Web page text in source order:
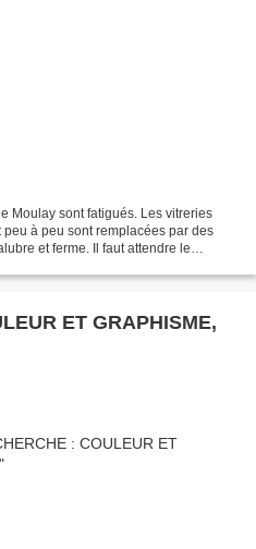
Moulay sont fatigués. Les vitreries
à peu sont remplacées par des
et ferme. Il faut attendre le
ET GRAPHISME,